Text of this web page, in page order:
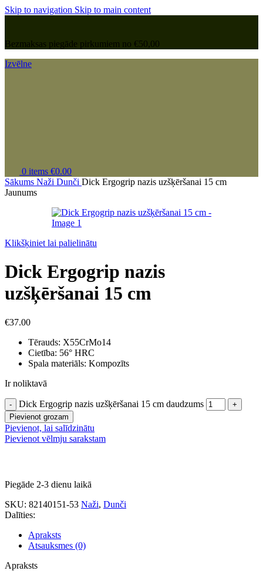
Skip to navigation Skip to main content
Bezmaksas piegāde pirkumiem no €50,00
Izvēlne
0 items €0.00
Sākums Naži Dunči Dick Ergogrip nazis uzšķēršanai 15 cm
Jaunums
Klikšķiniet lai palielinātu
Dick Ergogrip nazis
uzšķēršanai 15 cm
€37.00
Tērauds: X55CrMo14
Cietība: 56° HRC
Spala materiāls: Kompozīts
Ir noliktavā
Dick Ergogrip nazis uzšķēršanai 15 cm daudzums
Pievienot grozam
Pievienot, lai salīdzinātu
Pievienot vēlmju sarakstam
Piegāde 2-3 dienu laikā
SKU: 82140151-53 Naži, Dunči
Dalīties:
Apraksts
Atsauksmes (0)
Apraksts